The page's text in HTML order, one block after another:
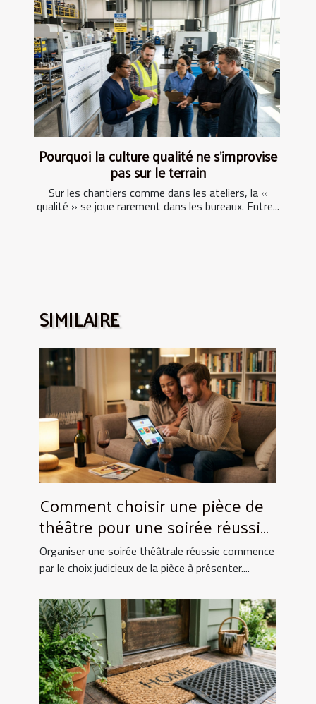
Pourquoi la culture qualité ne s’improvise
pas sur le terrain
Sur les chantiers comme dans les ateliers, la «
qualité » se joue rarement dans les bureaux. Entre...
SIMILAIRE
Comment choisir une pièce de
théâtre pour une soirée réussie
?
Organiser une soirée théâtrale réussie commence
par le choix judicieux de la pièce à présenter....